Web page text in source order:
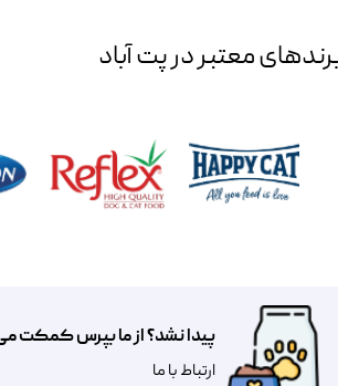
معتبر در پت آباد
پیدا نشد؟ از ما بپرس کمکت
​​​ارتباط با ما